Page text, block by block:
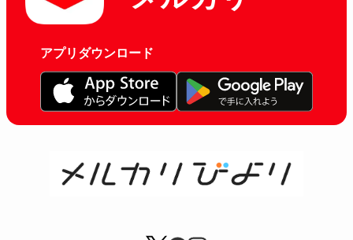
アプリダウンロード